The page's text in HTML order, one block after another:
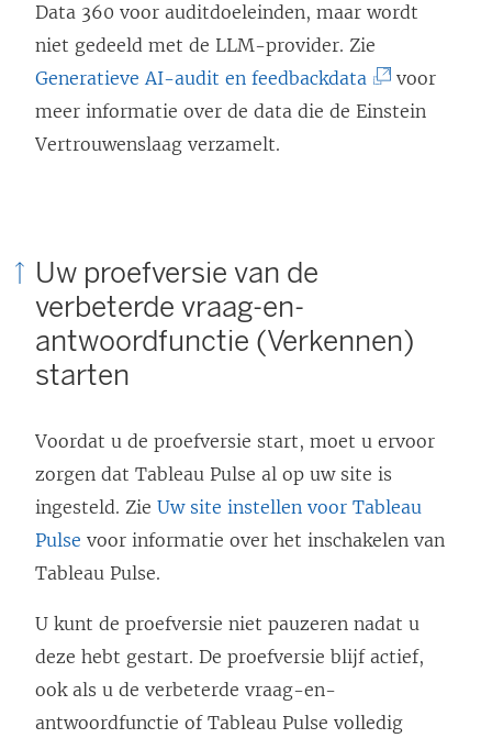
Data 360 voor auditdoeleinden, maar wordt
niet gedeeld met de LLM-provider. Zie
Generatieve AI-audit en feedbackdata
L
d
n
e
e
n
voor
meer informatie over de data die de Einstein
Vertrouwenslaag verzamelt.
Uw proefversie van de
verbeterde vraag-en-
antwoordfunctie (Verkennen)
starten
Voordat u de proefversie start, moet u ervoor
zorgen dat Tableau Pulse al op uw site is
ingesteld. Zie Uw site instellen voor Tableau
Pulse voor informatie over het inschakelen van
Tableau Pulse.
U kunt de proefversie niet pauzeren nadat u
deze hebt gestart. De proefversie blijf actief,
ook als u de verbeterde vraag-en-
antwoordfunctie of Tableau Pulse volledig